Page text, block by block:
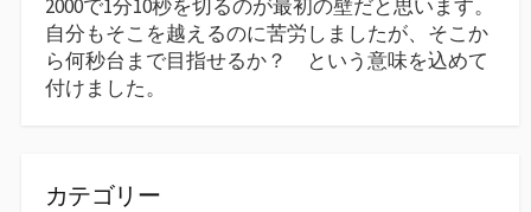
2000で1分10秒を切るのが最初の壁だと思います。
自分もそこを越えるのに苦労しましたが、そこか
ら何秒台まで目指せるか？ という意味を込めて
付けました。
カテゴリー